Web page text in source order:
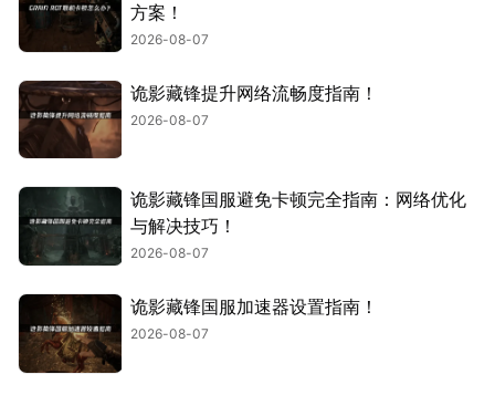
方案！
2026-08-07
诡影藏锋提升网络流畅度指南！
2026-08-07
诡影藏锋国服避免卡顿完全指南：网络优化
与解决技巧！
2026-08-07
诡影藏锋国服加速器设置指南！
2026-08-07